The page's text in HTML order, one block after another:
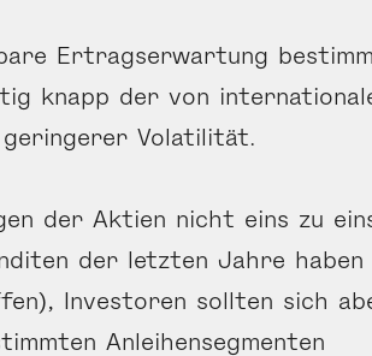
Ertrags­erwartung
knapp der von
Volatilität.
der Aktien nicht eins zu
der letzten Jahre haben
Investoren sollten sich
Anleihen­segmenten